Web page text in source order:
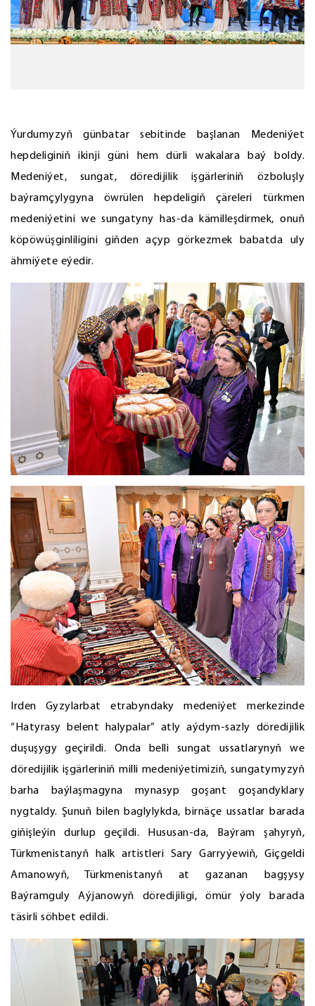
Ýurdumyzyň günbatar sebitinde başlanan Medeniýet
hepdeliginiň ikinji güni hem dürli wakalara baý boldy.
Medeniýet, sungat, döredijilik işgärleriniň özboluşly
baýramçylygyna öwrülen hepdeligiň çäreleri türkmen
medeniýetini we sungatyny has-da kämilleşdirmek, onuň
köpöwüşginliligini giňden açyp görkezmek babatda uly
ähmiýete eýedir.
Irden Gyzylarbat etrabyndaky medeniýet merkezinde
“Hatyrasy belent halypalar” atly aýdym-sazly döredijilik
duşuşygy geçirildi. Onda belli sungat ussatlarynyň we
döredijilik işgärleriniň milli medeniýetimiziň, sungatymyzyň
barha baýlaşmagyna mynasyp goşant goşandyklary
nygtaldy. Şunuň bilen baglylykda, birnäçe ussatlar barada
giňişleýin durlup geçildi. Hususan-da, Baýram şahyryň,
Türkmenistanyň halk artistleri Sary Garryýewiň, Giçgeldi
Amanowyň, Türkmenistanyň at gazanan bagşysy
Baýramguly Aýjanowyň döredijiligi, ömür ýoly barada
täsirli söhbet edildi.